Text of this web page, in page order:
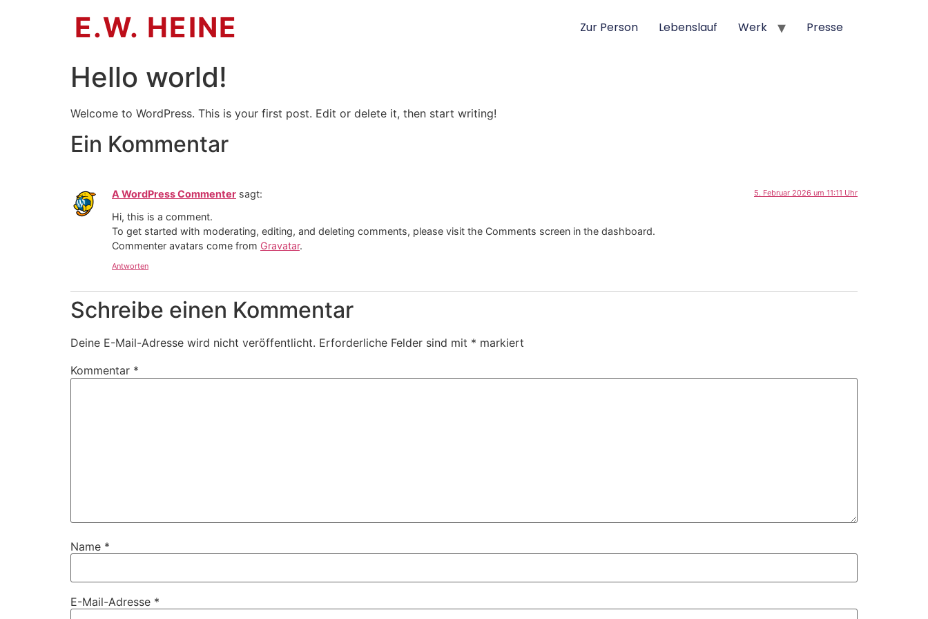
E.W. HEINE Zur Person Lebenslauf Werk Presse
Hello world!
Welcome to WordPress. This is your first post. Edit or delete it, then start writing!
Ein Kommentar
A WordPress Commenter sagt: 5. Februar 2026 um 11:11 Uhr
Hi, this is a comment.
To get started with moderating, editing, and deleting comments, please visit the Comments screen in the dashboard.
Commenter avatars come from Gravatar.
Antworten
Schreibe einen Kommentar
Deine E-Mail-Adresse wird nicht veröffentlicht. Erforderliche Felder sind mit * markiert
Kommentar *
Name *
E-Mail-Adresse *